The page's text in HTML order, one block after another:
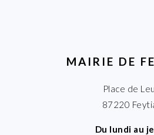
MAIRIE DE
Place de
87220
Du lundi au